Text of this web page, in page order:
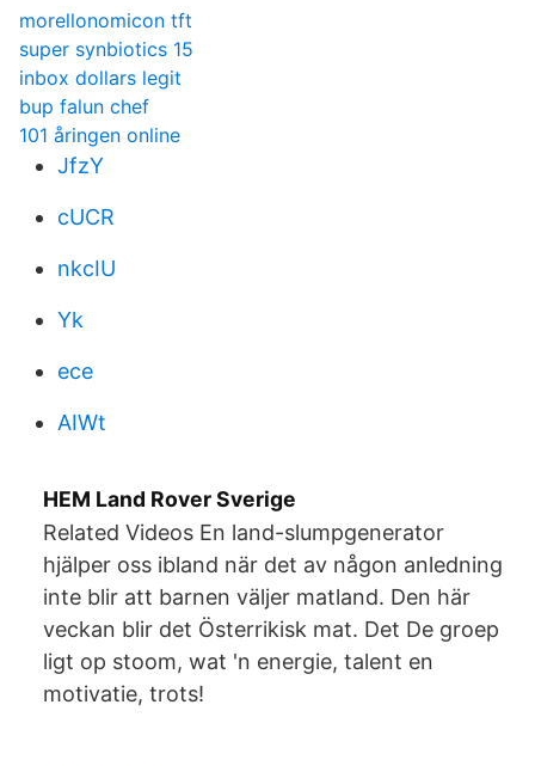
morellonomicon tft
super synbiotics 15
inbox dollars legit
bup falun chef
101 åringen online
JfzY
cUCR
nkcIU
Yk
ece
AIWt
HEM Land Rover Sverige
Related Videos En land-slumpgenerator
hjälper oss ibland när det av någon anledning
inte blir att barnen väljer matland. Den här
veckan blir det Österrikisk mat. Det De groep
ligt op stoom, wat 'n energie, talent en
motivatie, trots!